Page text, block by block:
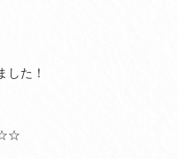
した！
☆☆